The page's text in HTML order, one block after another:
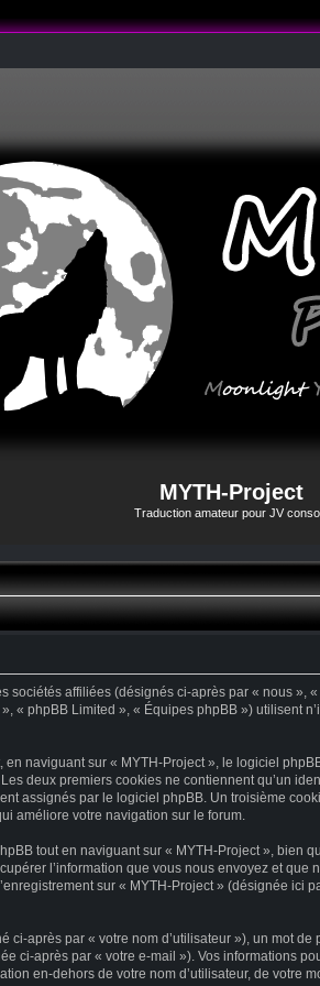
MYTH-Project
Traduction amateur pour JV
affiliées (désignés ci-après par « nous »,
« phpBB Limited », « Équipes phpBB ») utilisent
naviguant sur « MYTH-Project », le logiciel
deux premiers cookies ne contiennent qu’un
assignés par le logiciel phpBB. Un troisième
améliore votre navigation sur le forum.
tout en naviguant sur « MYTH-Project », bien
l’information que vous nous envoyez et
sur « MYTH-Project » (désignée ici
après par « votre nom d’utilisateur »), un mot
ci-après par « votre e-mail »). Vos informations
en-dehors de votre nom d’utilisateur, de votre